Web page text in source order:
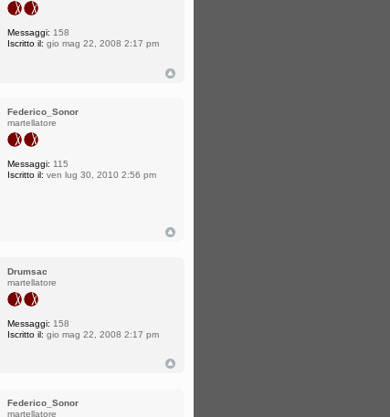
Messaggi: 158
Iscritto il: gio mag 22, 2008 2:17 pm
Federico_Sonor
martellatore
Messaggi: 115
Iscritto il: ven lug 30, 2010 2:56 pm
Drumsac
martellatore
Messaggi: 158
Iscritto il: gio mag 22, 2008 2:17 pm
Federico_Sonor
martellatore